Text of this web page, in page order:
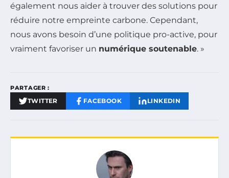
également nous aider à trouver des solutions pour
réduire notre empreinte carbone. Cependant,
nous avons besoin d’une politique pro-active, pour
vraiment favoriser un numérique soutenable. »
PARTAGER :
TWITTER FACEBOOK LINKEDIN